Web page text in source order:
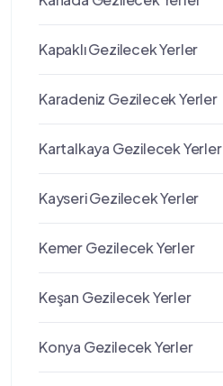
Kapaklı Gezilecek Yerler
Karadeniz Gezilecek Yerler
Kartalkaya Gezilecek Yerler
Kayseri Gezilecek Yerler
Kemer Gezilecek Yerler
Keşan Gezilecek Yerler
Konya Gezilecek Yerler